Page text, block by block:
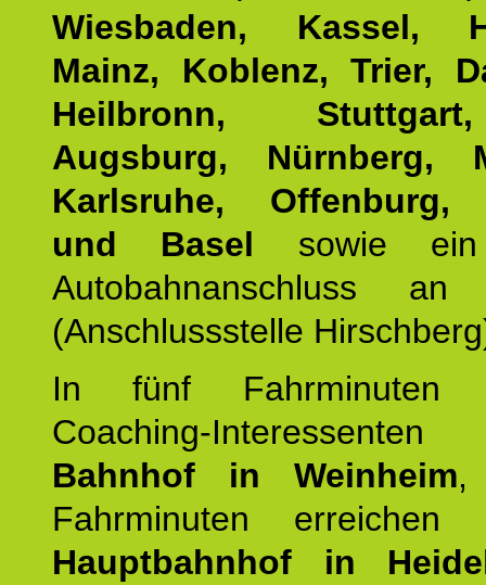
Wiesbaden, Kassel,
Mainz, Koblenz, Trier,
Heilbronn,
Augsburg, Nürnberg,
Karlsruhe, Offenburg,
und Basel sowie ein
Autobahnanschluss
(Anschlussstelle
In fünf Fahrminuten
Coaching-
Bahnhof in Weinheim,
Fahrminuten
Hauptbahnhof in